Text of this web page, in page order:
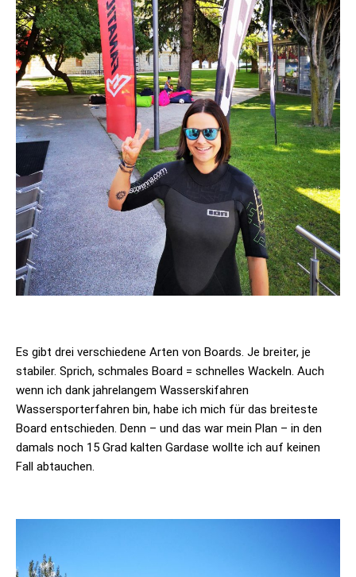
Es gibt drei verschiedene Arten von Boards. Je breiter, je
stabiler. Sprich, schmales Board = schnelles Wackeln. Auch
wenn ich dank jahrelangem Wasserskifahren
Wassersporterfahren bin, habe ich mich für das breiteste
Board entschieden. Denn – und das war mein Plan – in den
damals noch 15 Grad kalten Gardase wollte ich auf keinen
Fall abtauchen.